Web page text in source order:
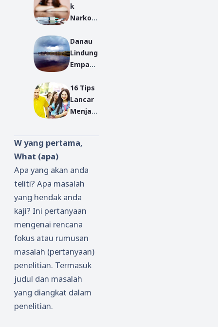
di
Lingkun
Keluarg
a dalam
Rangka
angi
Radikali
sme
k
Narkob
Remaja
Danau
Lindung
Empang
Warisa
n Alam
Dari
16 Tips
Lancar
Menjadi
swa
Baru
W yang pertama,
What (apa)
Apa yang akan anda
teliti? Apa masalah
yang hendak anda
kaji? Ini pertanyaan
mengenai rencana
fokus atau rumusan
masalah (pertanyaan)
penelitian. Termasuk
judul dan masalah
yang diangkat dalam
penelitian.